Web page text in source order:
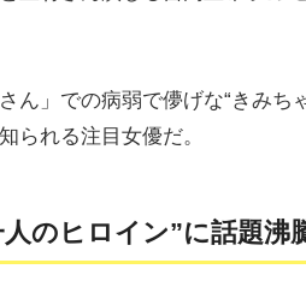
ん」での病弱で儚げな“きみち
られる注目女優だ。
のヒロイン”に話題沸